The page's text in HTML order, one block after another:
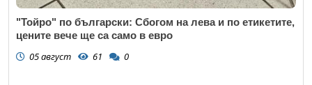
"Тойро" по български: Сбогом на лева и по етикетите,
цените вече ще са само в евро
05 август 61 0